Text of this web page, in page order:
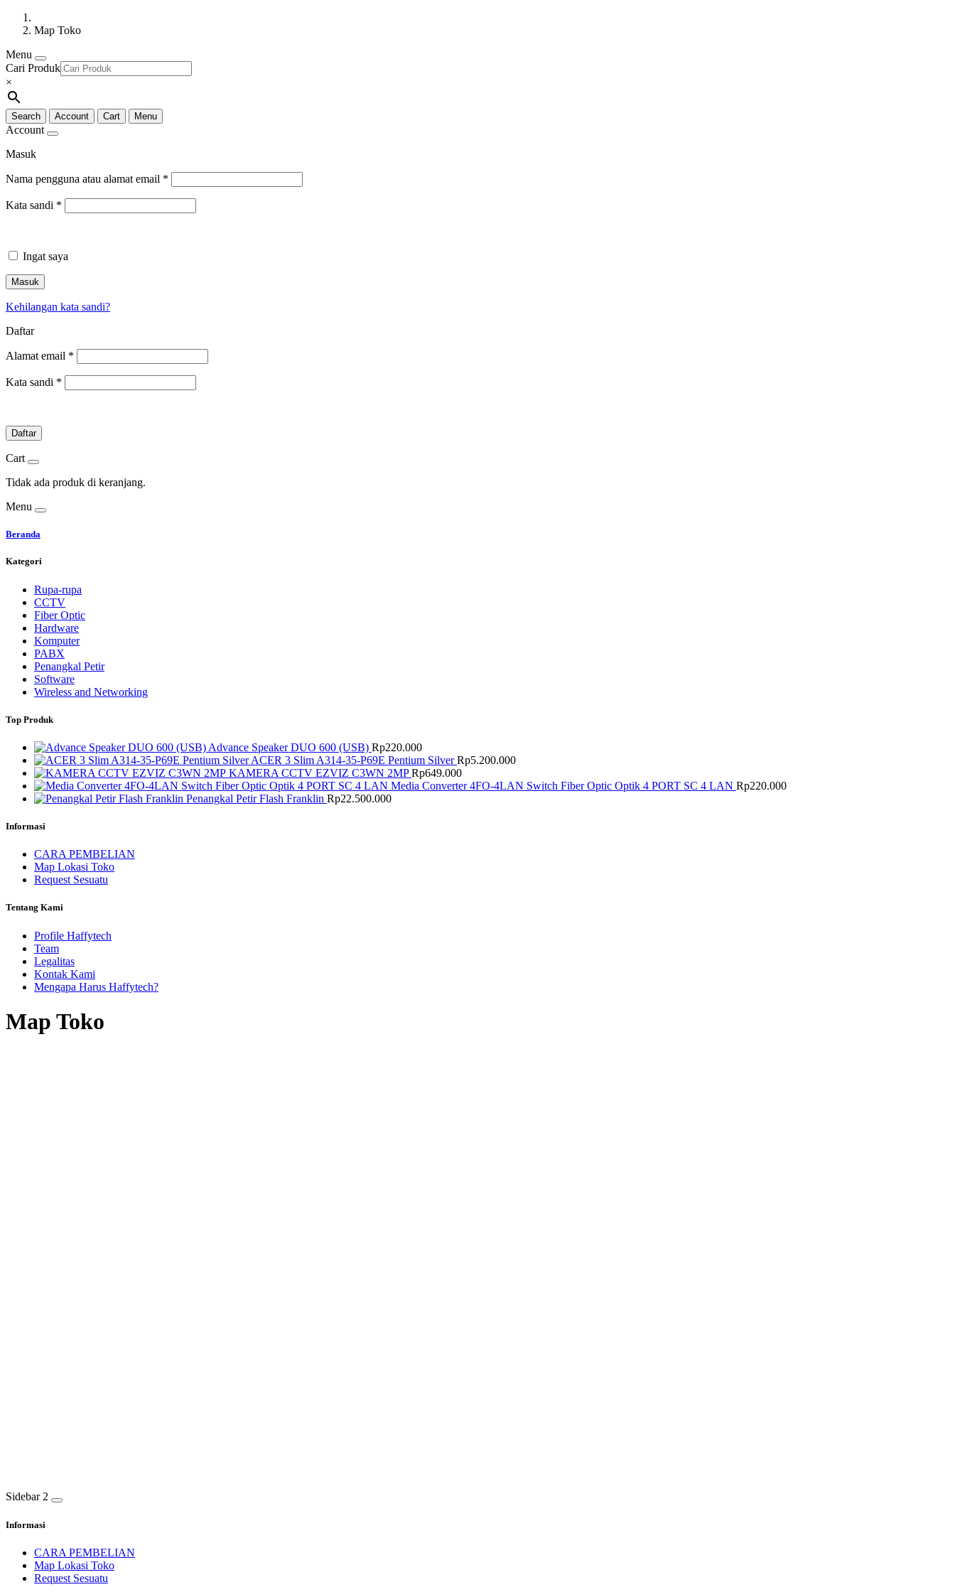
Map Toko
Menu
Cari Produk
×
Search Account Cart Menu
Account
Masuk
Nama pengguna atau alamat email *
Kata sandi *
Ingat saya
Masuk
Kehilangan kata sandi?
Daftar
Alamat email *
Kata sandi *
Daftar
Cart
Tidak ada produk di keranjang.
Menu
Beranda
Kategori
Rupa-rupa
CCTV
Fiber Optic
Hardware
Komputer
PABX
Penangkal Petir
Software
Wireless and Networking
Top Produk
Advance Speaker DUO 600 (USB) Rp220.000
ACER 3 Slim A314-35-P69E Pentium Silver Rp5.200.000
KAMERA CCTV EZVIZ C3WN 2MP Rp649.000
Media Converter 4FO-4LAN Switch Fiber Optic Optik 4 PORT SC 4 LAN Rp220.000
Penangkal Petir Flash Franklin Rp22.500.000
Informasi
CARA PEMBELIAN
Map Lokasi Toko
Request Sesuatu
Tentang Kami
Profile Haffytech
Team
Legalitas
Kontak Kami
Mengapa Harus Haffytech?
Map Toko
Sidebar 2
Informasi
CARA PEMBELIAN
Map Lokasi Toko
Request Sesuatu